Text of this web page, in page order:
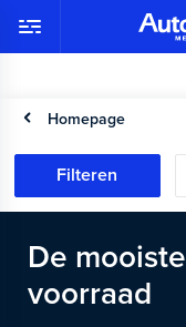
Homepage
Filteren
De
voorraad